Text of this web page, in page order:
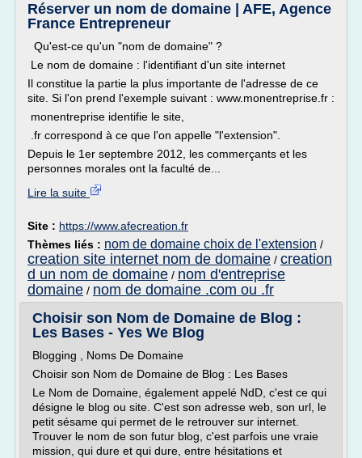
Réserver un nom de domaine | AFE, Agence
France Entrepreneur
Qu'est-ce qu'un "nom de domaine" ?
Le nom de domaine : l'identifiant d'un site internet
Il constitue la partie la plus importante de l'adresse de ce
site. Si l'on prend l'exemple suivant : www.monentreprise.fr :
monentreprise identifie le site,
.fr correspond à ce que l'on appelle "l'extension".
Depuis le 1er septembre 2012, les commerçants et les
personnes morales ont la faculté de...
Lire la suite
Site : https://www.afecreation.fr
Thèmes liés : nom de domaine choix de l'extension /
creation site internet nom de domaine / creation
d un nom de domaine / nom d'entreprise
domaine / nom de domaine .com ou .fr
Choisir son Nom de Domaine de Blog :
Les Bases - Yes We Blog
Blogging , Noms De Domaine
Choisir son Nom de Domaine de Blog : Les Bases
Le Nom de Domaine, également appelé NdD, c'est ce qui
désigne le blog ou site. C'est son adresse web, son url, le
petit sésame qui permet de le retrouver sur internet.
Trouver le nom de son futur blog, c'est parfois une vraie
mission, qui dure et qui dure, entre hésitations et